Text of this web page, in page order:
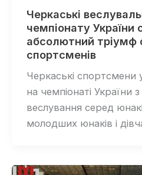
Черкаські
чемпіонату України
абсолютний тріумф
спортсменів
Черкаські спортсмени
на чемпіонаті України
веслування серед
молодших юнаків і